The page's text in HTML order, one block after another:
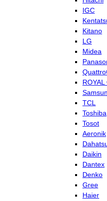
IGC
Kitano
LG
Midea
ROYAL
TCL
Toshiba
Tosot
Aeronik
Daikin
Dantex
Denko
Gree
Haier